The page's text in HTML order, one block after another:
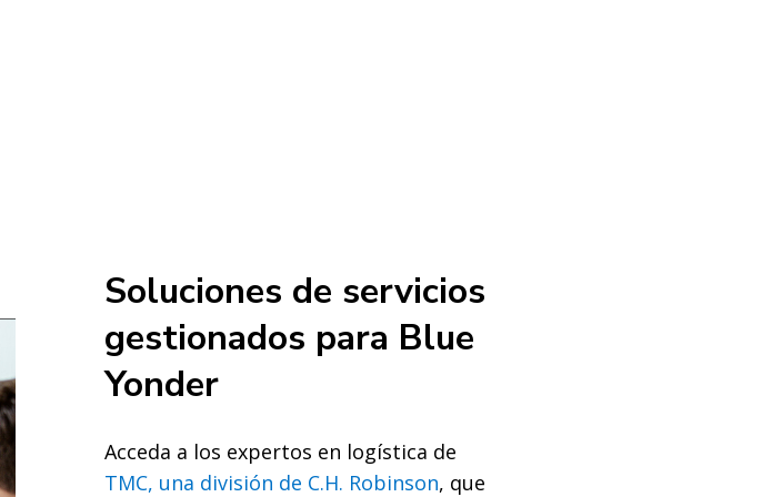
Soluciones de servicios
gestionados para Blue
Yonder
Acceda a los expertos en logística de
TMC, una división de C.H. Robinson, que